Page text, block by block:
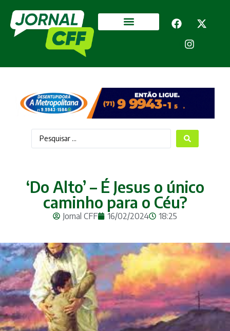
‘Do Alto’ – É Jesus o único
caminho para o Céu?
Jornal CFF 16/02/2024 18:25